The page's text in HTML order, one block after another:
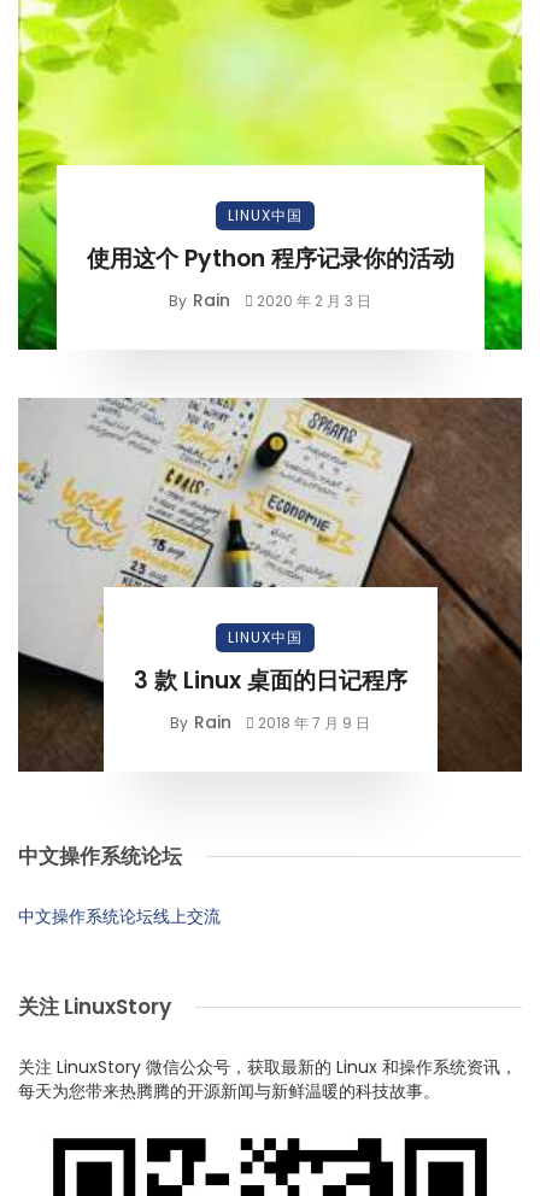
LINUX中国
使用这个 Python 程序记录你的活动
By Rain 2020 年 2 月 3 日
LINUX中国
3 款 Linux 桌面的日记程序
By Rain 2018 年 7 月 9 日
中文操作系统论坛
中文操作系统论坛线上交流
关注 LinuxStory
关注 LinuxStory 微信公众号，获取最新的 Linux 和操作系统资讯，
每天为您带来热腾腾的开源新闻与新鲜温暖的科技故事。